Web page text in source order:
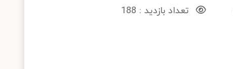
تعداد بازدید : 188